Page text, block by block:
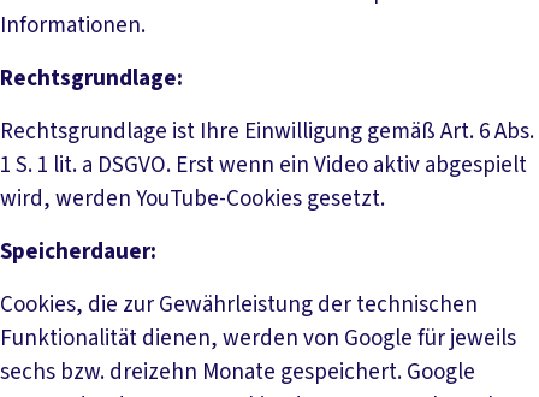
Informationen.
Rechtsgrundlage:
Rechtsgrundlage ist Ihre Einwilligung gemäß Art. 6 Abs.
1 S. 1 lit. a DSGVO. Erst wenn ein Video aktiv abgespielt
wird, werden YouTube-Cookies gesetzt.
Speicherdauer:
Cookies, die zur Gewährleistung der technischen
Funktionalität dienen, werden von Google für jeweils
sechs bzw. dreizehn Monate gespeichert. Google